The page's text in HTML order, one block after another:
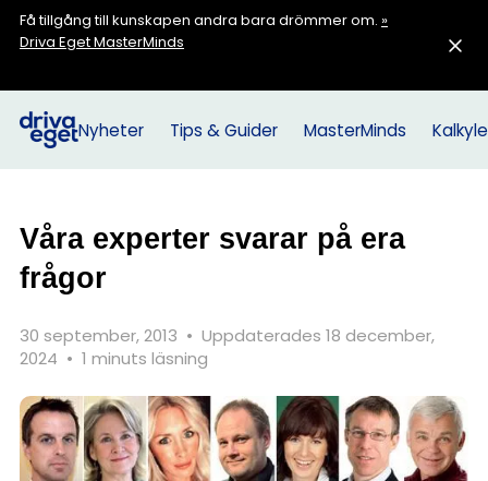
Få tillgång till kunskapen andra bara drömmer om. »
Driva Eget MasterMinds
Nyheter Tips & Guider MasterMinds
Våra experter svarar på era
frågor
30 september, 2013 • Uppdaterades 18 december,
2024 • 1 minuts läsning